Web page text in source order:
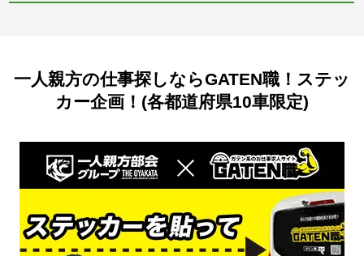
一人親方の仕事探しならGATEN職！ステッ
カー企画！(各都道府県10車限定)